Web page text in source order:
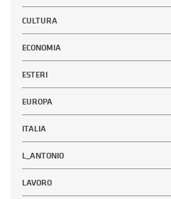
CULTURA
ECONOMIA
ESTERI
EUROPA
ITALIA
L_ANTONIO
LAVORO